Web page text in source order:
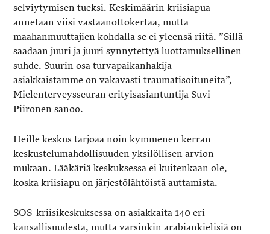
selviytymisen tueksi. Keskimäärin kriisiapua
annetaan viisi vastaanottokertaa, mutta
maahanmuuttajien kohdalla se ei yleensä riitä. ”Sillä
saadaan juuri ja juuri synnytettyä luottamuksellinen
suhde. Suurin osa turvapaikanhakija-
asiakkaistamme on vakavasti traumatisoituneita”,
Mielenterveysseuran erityisasiantuntija Suvi
Piironen sanoo.
Heille keskus tarjoaa noin kymmenen kerran
keskustelumahdollisuuden yksilöllisen arvion
mukaan. Lääkäriä keskuksessa ei kuitenkaan ole,
koska kriisiapu on järjestölähtöistä auttamista.
SOS-kriisikeskuksessa on asiakkaita 140 eri
kansallisuudesta, mutta varsinkin arabiankielisiä on